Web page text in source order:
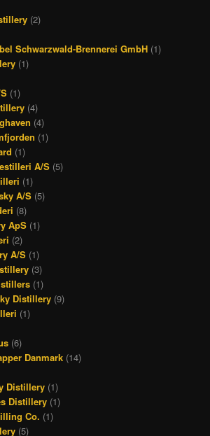
(2)
Schwarzwald-Brennerei GmbH (1)
(1)
(1)
(4)
(4)
(1)
(1)
A/S(5)
(1)
A/S(5)
(8)
ApS(1)
(2)
A/S(1)
(3)
(1)
Distillery(9)
(1)
(6)
Danmark(14)
Distillery(1)
Distillery(1)
Co. (1)
(5)